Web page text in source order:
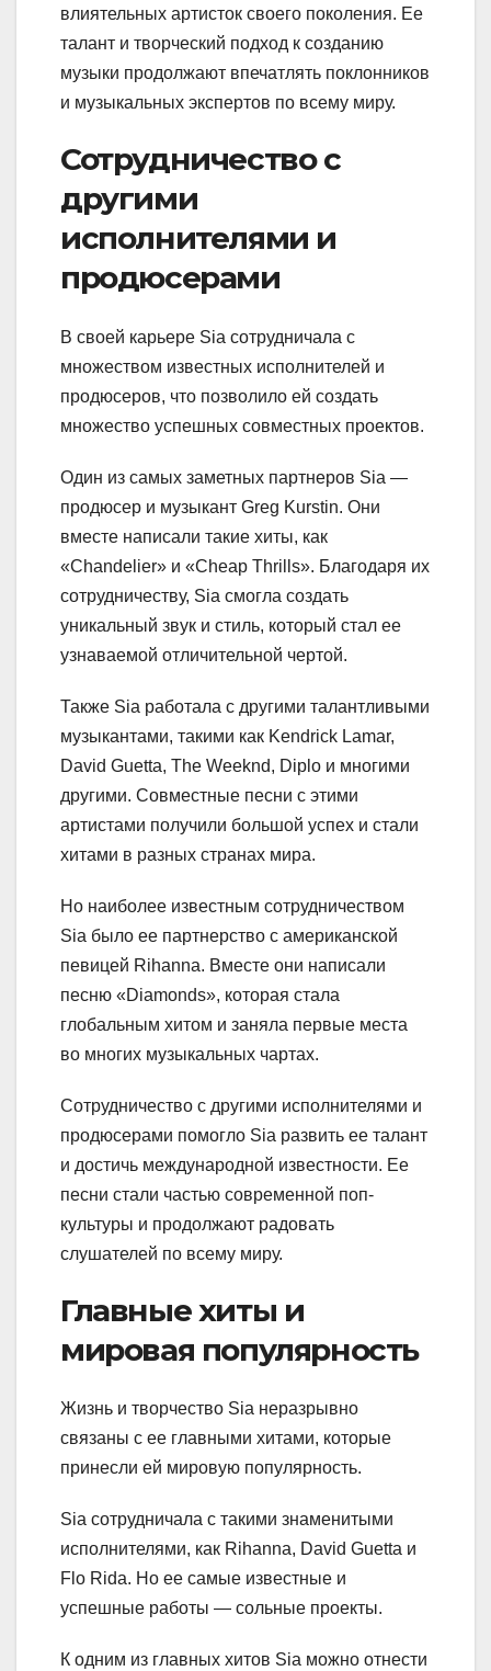
влиятельных артисток своего поколения. Ее
талант и творческий подход к созданию
музыки продолжают впечатлять поклонников
и музыкальных экспертов по всему миру.
Сотрудничество с
другими
исполнителями и
продюсерами
В своей карьере Sia сотрудничала с
множеством известных исполнителей и
продюсеров, что позволило ей создать
множество успешных совместных проектов.
Один из самых заметных партнеров Sia —
продюсер и музыкант Greg Kurstin. Они
вместе написали такие хиты, как
«Chandelier» и «Cheap Thrills». Благодаря их
сотрудничеству, Sia смогла создать
уникальный звук и стиль, который стал ее
узнаваемой отличительной чертой.
Также Sia работала с другими талантливыми
музыкантами, такими как Kendrick Lamar,
David Guetta, The Weeknd, Diplo и многими
другими. Совместные песни с этими
артистами получили большой успех и стали
хитами в разных странах мира.
Но наиболее известным сотрудничеством
Sia было ее партнерство с американской
певицей Rihanna. Вместе они написали
песню «Diamonds», которая стала
глобальным хитом и заняла первые места
во многих музыкальных чартах.
Сотрудничество с другими исполнителями и
продюсерами помогло Sia развить ее талант
и достичь международной известности. Ее
песни стали частью современной поп-
культуры и продолжают радовать
слушателей по всему миру.
Главные хиты и
мировая популярность
Жизнь и творчество Sia неразрывно
связаны с ее главными хитами, которые
принесли ей мировую популярность.
Sia сотрудничала с такими знаменитыми
исполнителями, как Rihanna, David Guetta и
Flo Rida. Но ее самые известные и
успешные работы — сольные проекты.
К одним из главных хитов Sia можно отнести